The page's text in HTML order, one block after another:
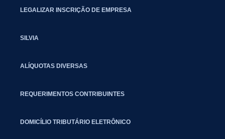
LEGALIZAR INSCRIÇÃO DE EMPRESA
SILVIA
ALÍQUOTAS DIVERSAS
REQUERIMENTOS CONTRIBUINTES
DOMICÍLIO TRIBUTÁRIO ELETRÔNICO